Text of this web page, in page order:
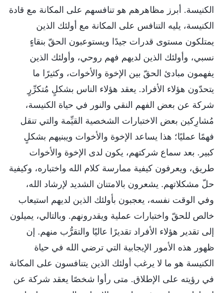
الكنيسة. أبرز مظاهرهم هو تنافسهم على المكانة مع قادة
الكنيسة، يليه التنافس على المكانة مع أولئك الذين
يمتلكون مستوى قدرات جيدًا ويستوعبون الحقّ بنقاءٍ
نسبي، وأولئك الذين لديهم فهم روحي، وأولئك الذين
يفهمون مبادئ الحقّ بين الإخوة والأخوات، وكثيرًا ما
يتحدّون هؤلاء الأفراد. يعقد هؤلاء الناس بشكلٍ مُتكرِّرٍ
شركة عن بعض الفهم النقي والنور في حياة الكنيسة،
مُشارِكين بعض الاختبارات الشخصية القيِّمة والتي تنقل
فهمًا عمليًا؛ هذا يساعد الإخوة والأخوات ويبنيهم بشكلٍ
كبير. بعد سماع شركتهم، يكون لدى الإخوة والأخوات
طريق، ويعرفون كيفية ممارسة كلام الله واختباره، وكيفية
حلّ مشكلاتهم. يشعرون بالامتنان الشديد لإرشاد الله،
وفي الوقت نفسه، يعجبون بأولئك الذين لديهم استيعاب
خالص للحقّ واختبارات عملية ويقدرونهم. وبالتالي، يميلون
إلى تقدير هؤلاء الأفراد تقديرًا عاليًا والتقرُّب منهم. إن
ظهور هذه الأمور الإيجابية التي ترضي الله في حياة
الكنيسة هو ما لا يرغب أولئك الذين يتنافسون على المكانة
في رؤيته على الإطلاق. متى رأوا شخصًا يعقد شركة عن